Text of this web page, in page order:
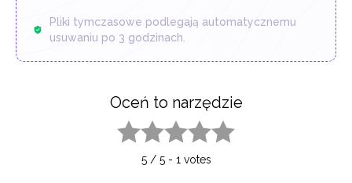
Pliki tymczasowe podlegają automatycznemu
usuwaniu po 3 godzinach.
Oceń to narzędzie
5/ 5- 1 votes